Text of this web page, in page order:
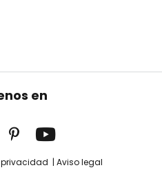
en
Aviso legal